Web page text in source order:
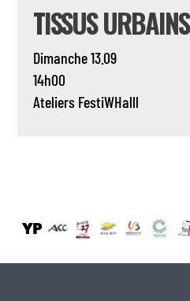
TISSUS
Dimanche 13.09
14h00
Ateliers FestiWHalll